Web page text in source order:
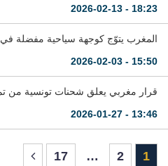
18:23 - 2026-02-13
المغرب يتوّج كوجهة سياحية مفضلة في
15:50 - 2026-02-03
قرار مغربي يعلق شحنات تونسية من
13:46 - 2026-01-27
1
2
…
17